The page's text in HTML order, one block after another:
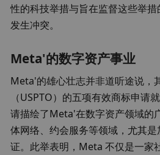
性的科技举措与旨在监督这些举
发生冲突。
Meta'的数字资产事业
Meta'的雄心壮志并非道听途说，
（USPTO）的五项有效商标申请
请描绘了Meta'在数字资产领域的
体网络、约会服务等领域，尤其
证。此举表明，Meta 不仅是一家